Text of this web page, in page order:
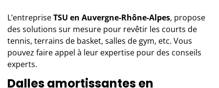
L’entrepriseTSU en Auvergne-Rhône-Alpes, propose
des solutions sur mesure pour revêtir les courts de
tennis, terrains de basket, salles de gym, etc. Vous
pouvez faire appel à leur expertise pour des conseils
experts.
Dalles amortissantes en